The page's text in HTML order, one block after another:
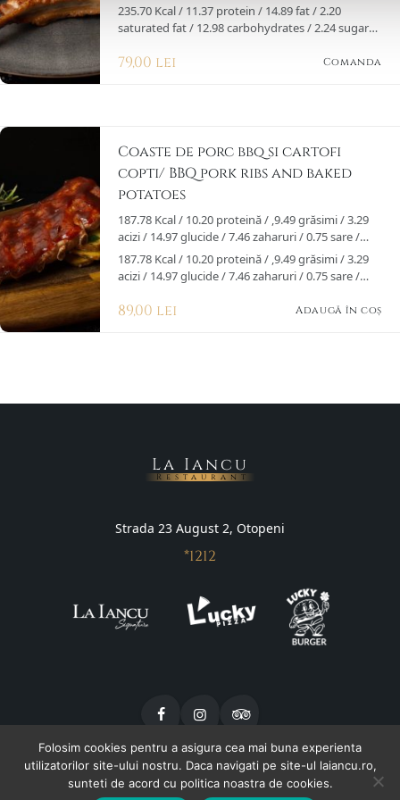
235.70 Kcal / 11.37 protein / 14.89 fat / 2.20
saturated fat / 12.98 carbohydrates / 2.24 sugars /
served with oven potatoes
79,00 lei Comanda
Coaste de porc bbq si cartofi
copti/ BBQ pork ribs and baked
potatoes
187.78 Kcal / 10.20 proteină / ,9.49 grăsimi / 3.29
acizi / 14.97 glucide / 7.46 zaharuri / 0.75 sare /
100g
187.78 Kcal / 10.20 proteină / ,9.49 grăsimi / 3.29
acizi / 14.97 glucide / 7.46 zaharuri / 0.75 sare /
89,00 lei Adaugă în coș
La Iancu
Restaurant
Strada 23 August 2, Otopeni
*1212
Meniu RestaurantOferteEvenimenteContactTermeni si conditii
Folosim cookies pentru a asigura cea mai buna experienta
utilizatorilor site-ului nostru. Daca navigati pe site-ul laiancu.ro,
sunteti de acord cu politica noastra de cookies.